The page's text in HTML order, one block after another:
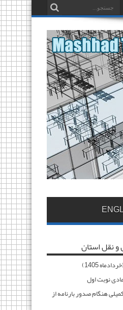
و نقل استان
1405)
نوبت اول
هنگام صدور بارنامه از